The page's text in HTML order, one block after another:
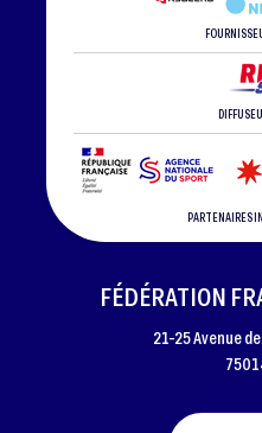
PARTENAIRES
FÉDÉRATION
21-25 Avenue